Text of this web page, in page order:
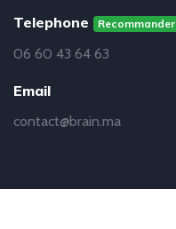
Telephone Recommander
06 60 43 64 63
Email
contact@brain.ma